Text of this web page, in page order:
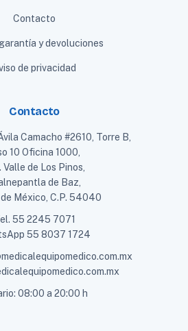
Contacto
y devoluciones
de privacidad
Contacto
Camacho #2610, Torre B,
10 Oficina 1000,
Valle de Los Pinos,
de Baz,
México, C.P. 54040
55 2245 7071
55 8037 1724
08:00 a 20:00 h